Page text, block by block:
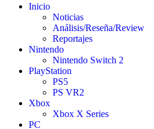
Inicio
Noticias
Análisis/Reseña/Review
Reportajes
Nintendo
Nintendo Switch 2
PlayStation
PS5
PS VR2
Xbox
Xbox X Series
PC